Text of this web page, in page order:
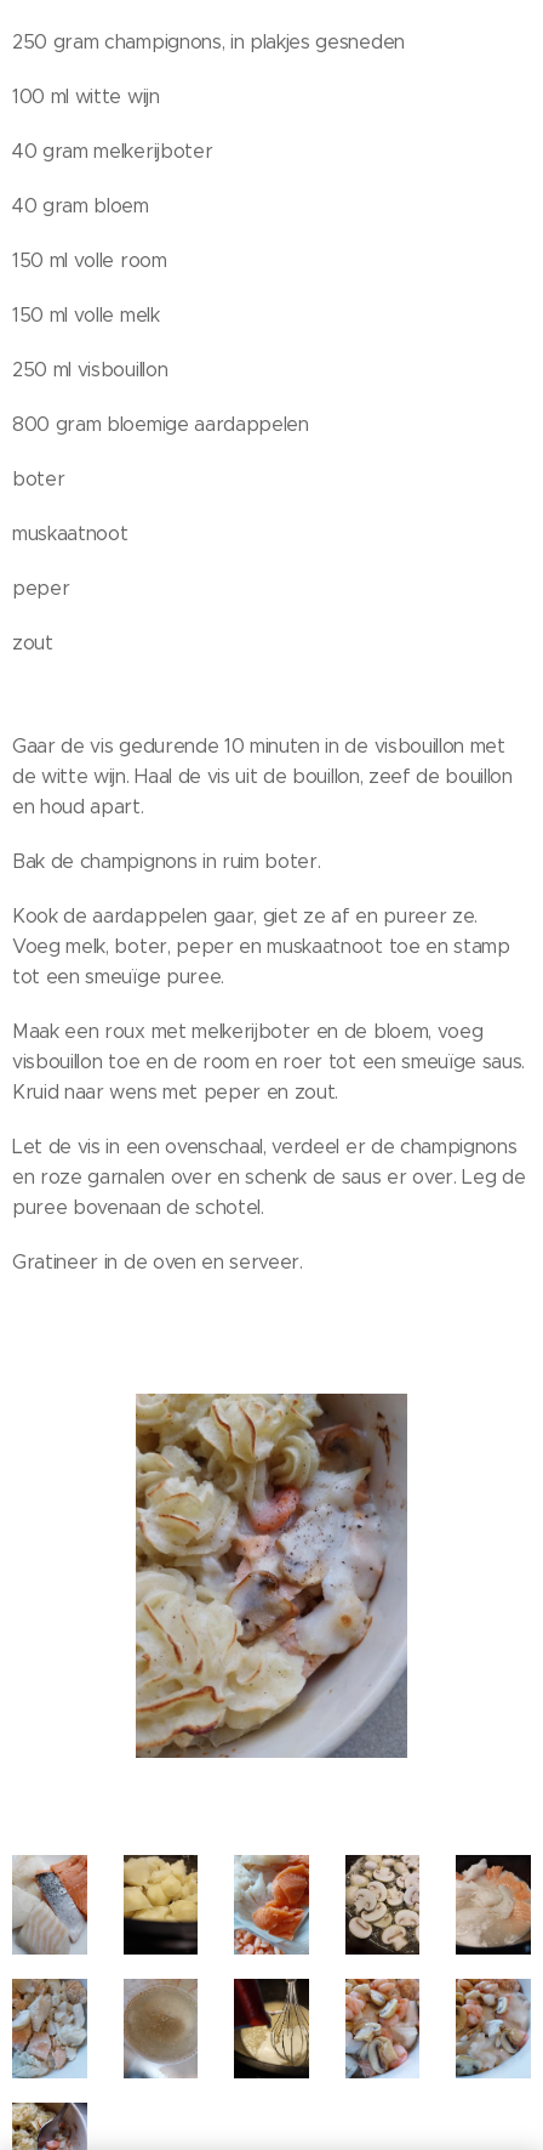
250 gram champignons, in plakjes gesneden
100 ml witte wijn
40 gram melkerijboter
40 gram bloem
150 ml volle room
150 ml volle melk
250 ml visbouillon
800 gram bloemige aardappelen
boter
muskaatnoot
peper
zout
Gaar de vis gedurende 10 minuten in de visbouillon met
de witte wijn. Haal de vis uit de bouillon, zeef de bouillon
en houd apart.
Bak de champignons in ruim boter.
Kook de aardappelen gaar, giet ze af en pureer ze.
Voeg melk, boter, peper en muskaatnoot toe en stamp
tot een smeuïge puree.
Maak een roux met melkerijboter en de bloem, voeg
visbouillon toe en de room en roer tot een smeuïge saus.
Kruid naar wens met peper en zout.
Let de vis in een ovenschaal, verdeel er de champignons
en roze garnalen over en schenk de saus er over. Leg de
puree bovenaan de schotel.
Gratineer in de oven en serveer.